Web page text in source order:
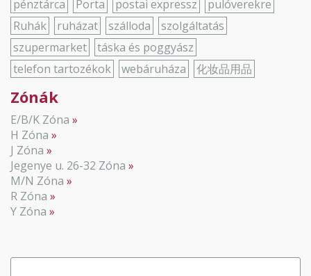
pénztárca
Porta postai expressz
pulóverekre
Ruhák
ruházat szálloda
szolgáltatás
szupermarket
táska és poggyász
telefon tartozékok
webáruháza 化妆品用品
Zónák
E/B/K Zóna
H Zóna
J Zóna
Jegenye u. 26-32 Zóna
M/N Zóna
R Zóna
Y Zóna